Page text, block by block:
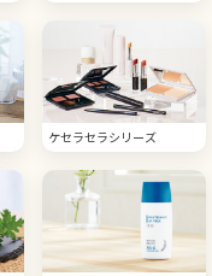
ケセラセラシリーズ